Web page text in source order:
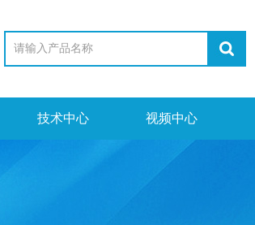
技术中心 视频中心